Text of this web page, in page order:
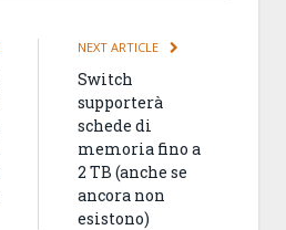
NEXT ARTICLE
Switch
supporterà
schede di
memoria fino a
2 TB (anche se
ancora non
esistono)